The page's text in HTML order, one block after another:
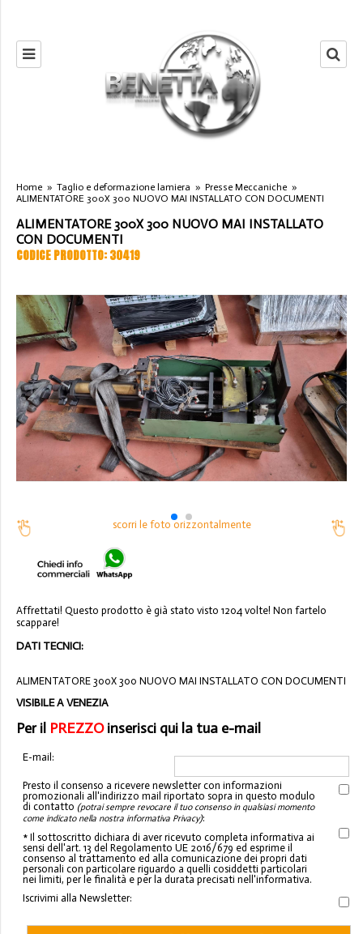
Home » Taglio e deformazione lamiera » Presse Meccaniche »
ALIMENTATORE 300X 300 NUOVO MAI INSTALLATO CON DOCUMENTI
ALIMENTATORE 300X 300 NUOVO MAI INSTALLATO
CON DOCUMENTI
CODICE PRODOTTO: 30419
scorri le foto orizzontalmente
Affrettati! Questo prodotto è già stato visto 1204 volte! Non fartelo
scappare!
DATI TECNICI:
ALIMENTATORE 300X 300 NUOVO MAI INSTALLATO CON DOCUMENTI
VISIBILE A VENEZIA
Per il PREZZOinserisci qui la tua e-mail
E-mail:
Presto il consenso a ricevere newsletter con informazioni
promozionali all'indirizzo mail riportato sopra in questo modulo
di contatto (potrai sempre revocare il tuo consenso in qualsiasi momento
come indicato nella nostra informativa Privacy):
* Il sottoscritto dichiara di aver ricevuto completa informativa ai
sensi dell'art. 13 del Regolamento UE 2016/679 ed esprime il
consenso al trattamento ed alla comunicazione dei propri dati
personali con particolare riguardo a quelli cosiddetti particolari
nei limiti, per le finalità e per la durata precisati nell'informativa.
Iscrivimi alla Newsletter: